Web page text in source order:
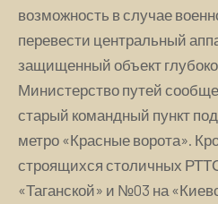
возможность в случае
перевести центральный
защищенный объект
Министерство путей
старый командный пункт
метро «Красные ворота».
строящихся столичных
«Таганской» и №03 на